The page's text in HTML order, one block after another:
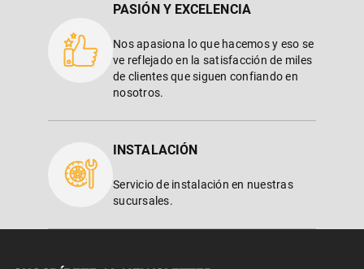
PASIÓN Y EXCELENCIA
Nos apasiona lo que hacemos y eso se
ve reflejado en la satisfacción de miles
de clientes que siguen confiando en
nosotros.
INSTALACIÓN
Servicio de instalación en nuestras
sucursales.